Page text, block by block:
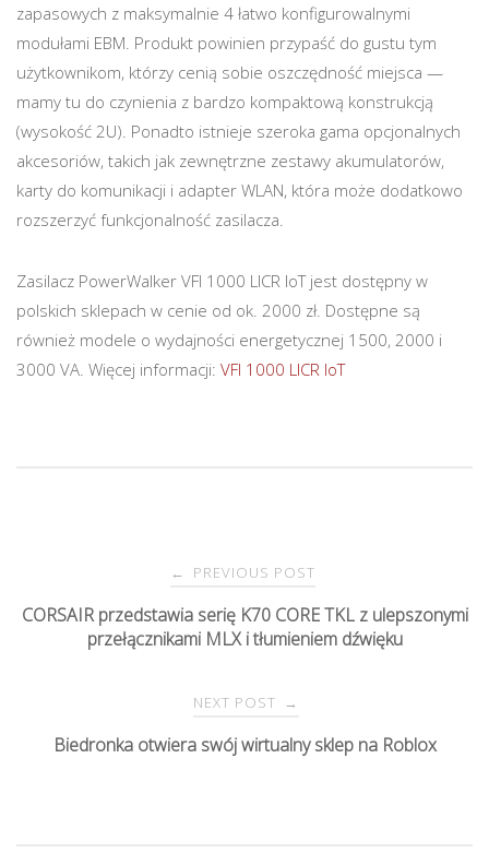
zapasowych z maksymalnie 4 łatwo konfigurowalnymi
modułami EBM. Produkt powinien przypaść do gustu tym
użytkownikom, którzy cenią sobie oszczędność miejsca —
mamy tu do czynienia z bardzo kompaktową konstrukcją
(wysokość 2U). Ponadto istnieje szeroka gama opcjonalnych
akcesoriów, takich jak zewnętrzne zestawy akumulatorów,
karty do komunikacji i adapter WLAN, która może dodatkowo
rozszerzyć funkcjonalność zasilacza.
Zasilacz PowerWalker VFI 1000 LICR IoT jest dostępny w
polskich sklepach w cenie od ok. 2000 zł. Dostępne są
również modele o wydajności energetycznej 1500, 2000 i
3000 VA. Więcej informacji: VFI 1000 LICR IoT
P
← PREVIOUS POST
CORSAIR przedstawia serię K70 CORE TKL z ulepszonymi
przełącznikami MLX i tłumieniem dźwięku
NEXT POST →
Biedronka otwiera swój wirtualny sklep na Roblox